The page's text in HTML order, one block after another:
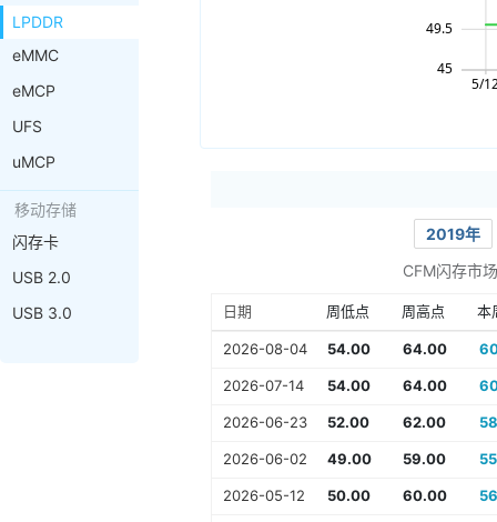
LPDDR
eMMC
eMCP
UFS
uMCP
移动存储
闪存卡
USB 2.0
USB 3.0
2019年
CFM闪存市
日期 周低点 周高点 本
2026-08-04 54.00 64.00
2026-07-14 54.00 64.00
2026-06-23 52.00 62.00
2026-06-02 49.00 59.00
2026-05-12 50.00 60.00